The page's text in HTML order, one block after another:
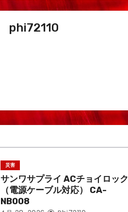
phi72110
災害
サンワサプライ ACチョイロック
（電源ケーブル対応） CA-
NB008